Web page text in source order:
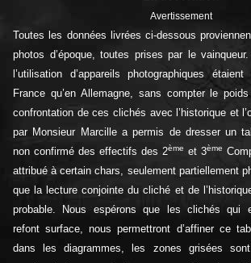
Avertissement
Toutes les données livrées ci-dessous
photos d’époque, toutes prises par le
l’utilisation d’appareils photographiques
France qu’en Allemagne, sans compter le
confrontation de ces clichés avec l’historique et
par Monsieur Marcille a permis de dresser un
non confirmé des effectifs des 2ème et 3ème
attribué à certain chars, seulement partiellement
que la lecture conjointe du cliché et de
probable. Nous espérons que les clichés qui
refont surface, nous permettront d’affiner ce
dans les diagrammes, les zones grisées